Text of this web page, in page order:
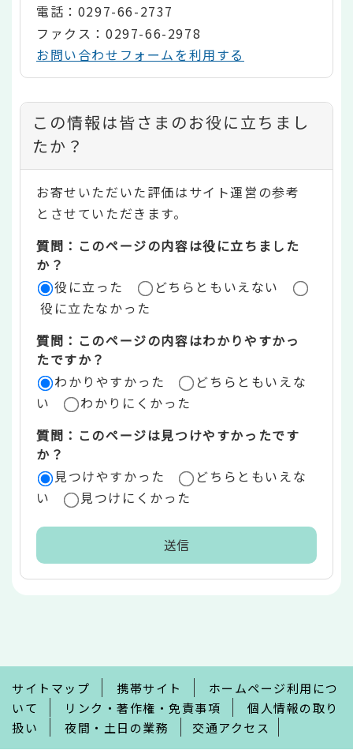
電話：0297-66-2737
ファクス：0297-66-2978
お問い合わせフォームを利用する
コ
ン
テ
ン
ツ
評
価
リ
ア
この情報は皆さまのお役に立ちまし
たか？
お寄せいただいた評価はサイト運営の参考
とさせていただきます。
質問：このページの内容は役に立ちました
か？
役に立った
どちらともいえない
役に立たなかった
質問：このページの内容はわかりやすかっ
たですか？
わかりやすかった
どちらともいえな
い
わかりにくかった
質問：このページは見つけやすかったです
か？
見つけやすかった
どちらともいえな
い
見つけにくかった
で
サイトマップ 携帯サイト
ホームページ利用につ
いて
リンク・著作権・免責事項
個人情報の取り
扱い
夜間・土日の業務 交通アクセス